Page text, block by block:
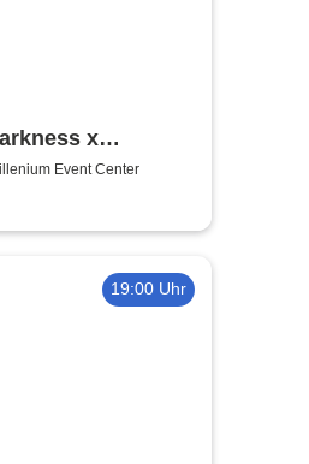
x
Event Center
19:00 Uhr